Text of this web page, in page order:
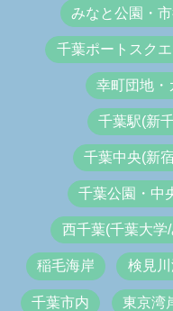
みなと公園・
千葉ポートスク
幸町団地・
千葉駅(新
千葉中央(新
千葉公園・中
西千葉(千葉大学
稲毛海岸 検見
千葉市内 東京湾